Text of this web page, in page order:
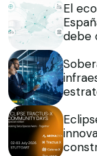
El
debe